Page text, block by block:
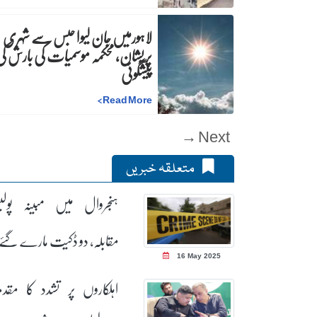
لاہورمیں جان لیوا حبس سے شہری
پریشان، محکمہ موسمیات کی بارش
پیشگوئی
Read More
>
Next →
متعلقہ خبریں
16 May 2025
ہنجروال میں مبینہ
مقابلہ، دو ڈکیت مارے گئے
اہلکاروں پر تشدد کا